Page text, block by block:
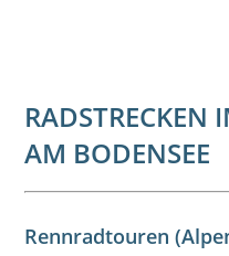
AM BODENSEE
Rennradtouren